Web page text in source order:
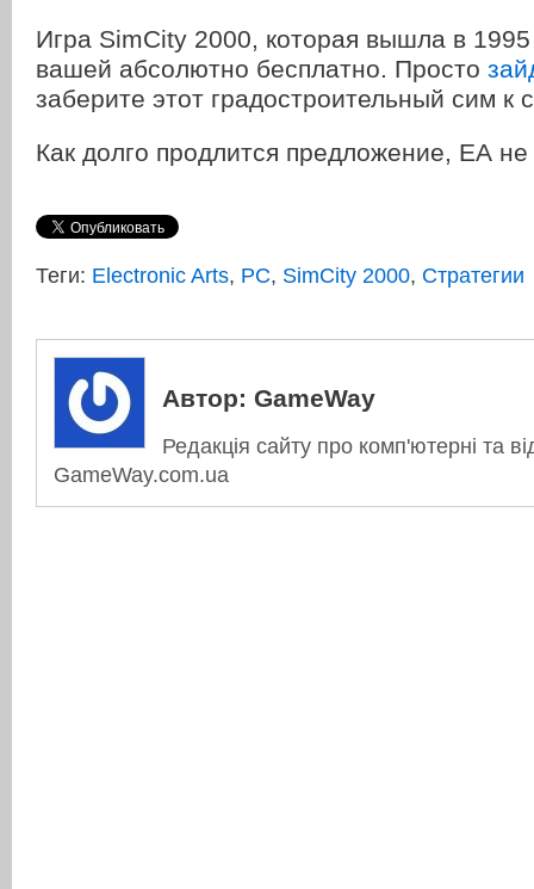
Игра SimCity 2000, которая вышла в
вашей абсолютно бесплатно. Просто
заберите этот градостроительный сим к
Как долго продлится предложение, ЕА
Теги: Electronic Arts, PC, SimCity 2000, Стратегии
Автор: GameWay
Редакція сайту про комп'ютерні та
GameWay.com.ua